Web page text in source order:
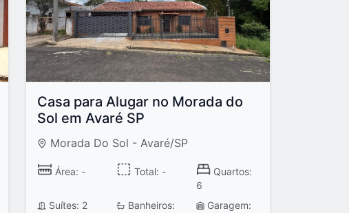
Casa para Alugar no Morada do
Sol em Avaré SP
Morada Do Sol - Avaré/SP
Área: - Total: -
Quartos:
6
Suítes: 2
Banheiros:
Garagem: